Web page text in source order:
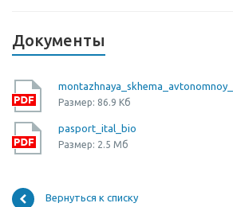
Документы
Размер: 86.9 Кб
pasport_ital_bio
Размер: 2.5 Мб
Вернуться к списку